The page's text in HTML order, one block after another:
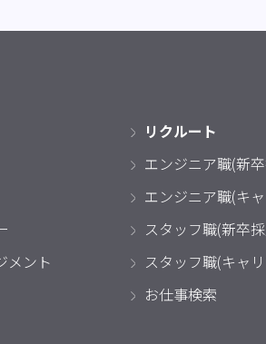
メント
リクルート
エンジニア職(新
エンジニア職(キ
スタッフ職(新卒
スタッフ職(キャ
お仕事検索